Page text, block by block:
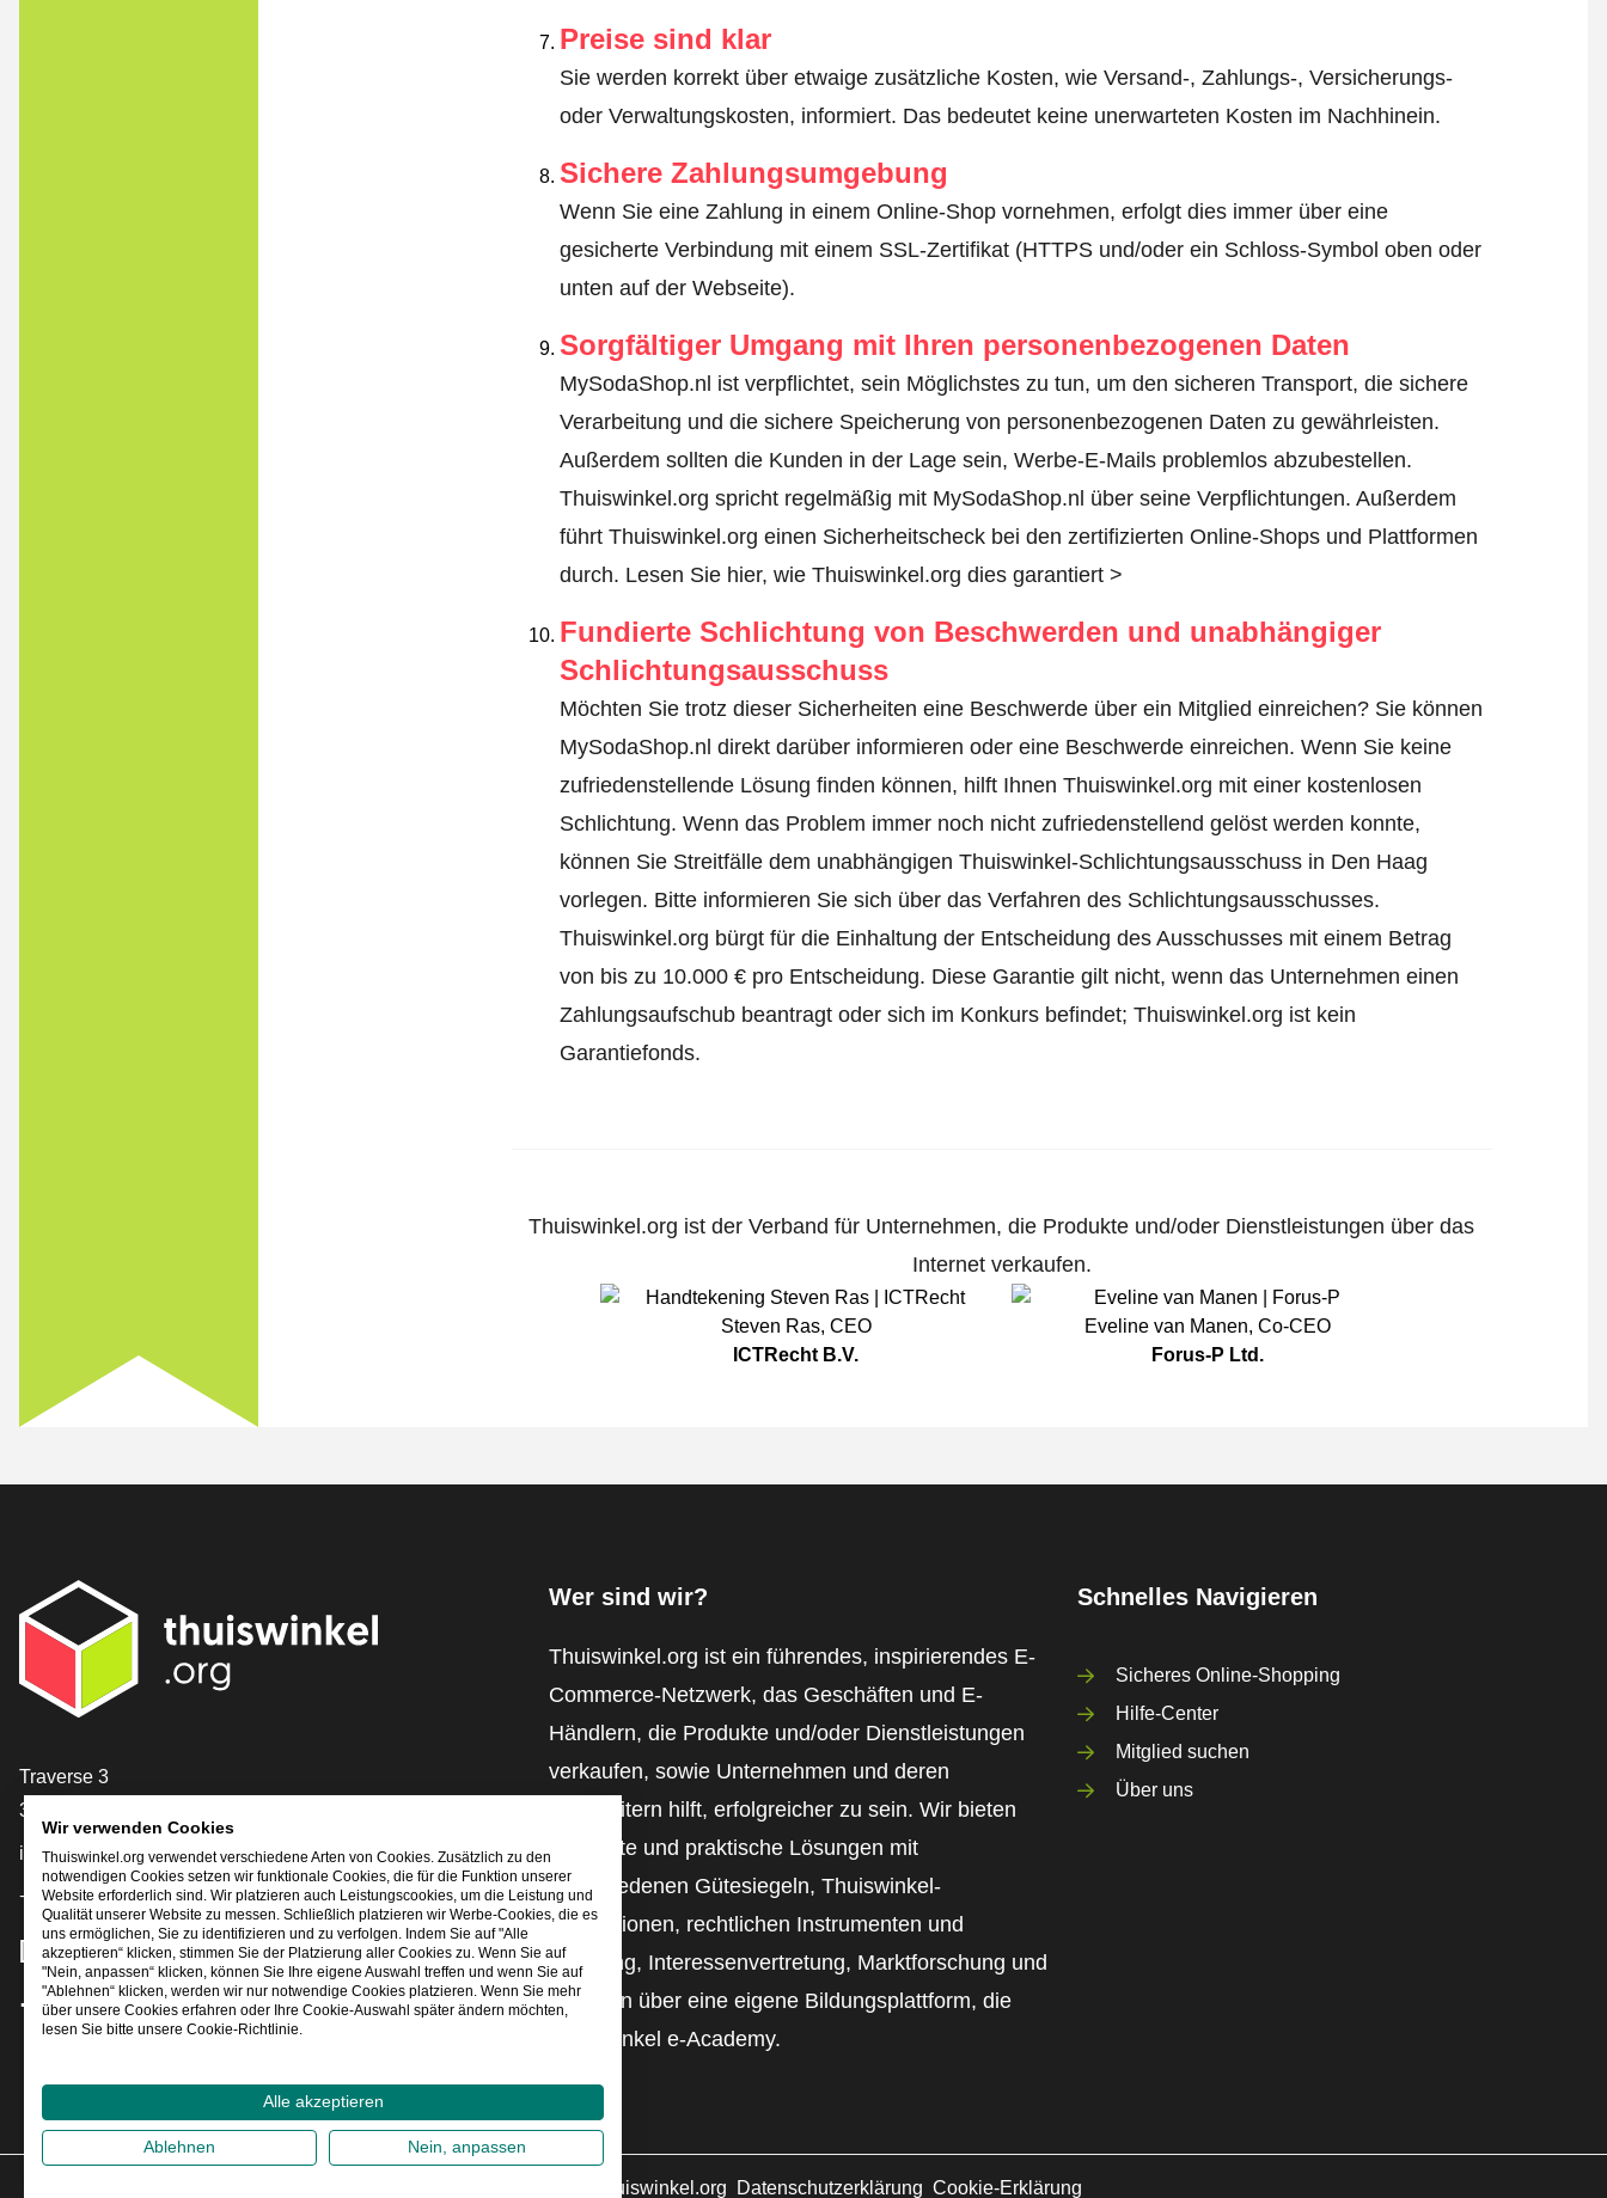
Preise sind klar
Sie werden korrekt über etwaige zusätzliche Kosten, wie Versand-, Zahlungs-, Versicherungs-
oder Verwaltungskosten, informiert. Das bedeutet keine unerwarteten Kosten im Nachhinein.
Sichere Zahlungsumgebung
Wenn Sie eine Zahlung in einem Online-Shop vornehmen, erfolgt dies immer über eine
gesicherte Verbindung mit einem SSL-Zertifikat (HTTPS und/oder ein Schloss-Symbol oben oder
unten auf der Webseite).
Sorgfältiger Umgang mit Ihren personenbezogenen Daten
MySodaShop.nl ist verpflichtet, sein Möglichstes zu tun, um den sicheren Transport, die sichere
Verarbeitung und die sichere Speicherung von personenbezogenen Daten zu gewährleisten.
Außerdem sollten die Kunden in der Lage sein, Werbe-E-Mails problemlos abzubestellen.
Thuiswinkel.org spricht regelmäßig mit MySodaShop.nl über seine Verpflichtungen. Außerdem
führt Thuiswinkel.org einen Sicherheitscheck bei den zertifizierten Online-Shops und Plattformen
durch. Lesen Sie hier, wie Thuiswinkel.org dies garantiert >
Fundierte Schlichtung von Beschwerden und unabhängiger
Schlichtungsausschuss
Möchten Sie trotz dieser Sicherheiten eine Beschwerde über ein Mitglied einreichen? Sie können
MySodaShop.nl direkt darüber informieren oder eine Beschwerde einreichen. Wenn Sie keine
zufriedenstellende Lösung finden können, hilft Ihnen Thuiswinkel.org mit einer kostenlosen
Schlichtung. Wenn das Problem immer noch nicht zufriedenstellend gelöst werden konnte,
können Sie Streitfälle dem unabhängigen Thuiswinkel-Schlichtungsausschuss in Den Haag
vorlegen. Bitte informieren Sie sich über das Verfahren des Schlichtungsausschusses.
Thuiswinkel.org bürgt für die Einhaltung der Entscheidung des Ausschusses mit einem Betrag
von bis zu 10.000 € pro Entscheidung. Diese Garantie gilt nicht, wenn das Unternehmen einen
Zahlungsaufschub beantragt oder sich im Konkurs befindet; Thuiswinkel.org ist kein
Garantiefonds.
Thuiswinkel.org ist der Verband für Unternehmen, die Produkte und/oder Dienstleistungen über das
Internet verkaufen.
Steven Ras, CEO
ICTRecht B.V.
Eveline van Manen, Co-CEO
Forus-P Ltd.
[_General:Contact]
Traverse 3
3905 NL Veenendaal
info@thuiswinkel.org
+31 (0)318 64 85 75
[_General:SocialMediaTitle]
Facebook
X LinkedIn
Instagram
YouTube
Wer sind wir?
Thuiswinkel.org ist ein führendes, inspirierendes E-
Commerce-Netzwerk, das Geschäften und E-
Händlern, die Produkte und/oder Dienstleistungen
verkaufen, sowie Unternehmen und deren
Mitarbeitern hilft, erfolgreicher zu sein. Wir bieten
relevante und praktische Lösungen mit
verschiedenen Gütesiegeln, Thuiswinkel-
Rezensionen, rechtlichen Instrumenten und
Beratung, Interessenvertretung, Marktforschung und
verfügen über eine eigene Bildungsplattform, die
Thuiswinkel e-Academy.
Schnelles Navigieren
Sicheres Online-Shopping
Hilfe-Center
Mitglied suchen
Über uns
Thuiswinkel.org Datenschutzerklärung Cookie-Erklärung
Wir verwenden Cookies
Thuiswinkel.org verwendet verschiedene Arten von Cookies. Zusätzlich zu den
notwendigen Cookies setzen wir funktionale Cookies, die für die Funktion unserer
Website erforderlich sind. Wir platzieren auch Leistungscookies, um die Leistung und
Qualität unserer Website zu messen. Schließlich platzieren wir Werbe-Cookies, die es
uns ermöglichen, Sie zu identifizieren und zu verfolgen. Indem Sie auf "Alle
akzeptieren“ klicken, stimmen Sie der Platzierung aller Cookies zu. Wenn Sie auf
"Nein, anpassen“ klicken, können Sie Ihre eigene Auswahl treffen und wenn Sie auf
"Ablehnen“ klicken, werden wir nur notwendige Cookies platzieren. Wenn Sie mehr
über unsere Cookies erfahren oder Ihre Cookie-Auswahl später ändern möchten,
lesen Sie bitte unsere Cookie-Richtlinie.
Alle akzeptieren
Ablehnen Nein, anpassen